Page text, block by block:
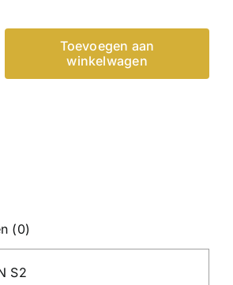
Toevoegen aan
winkelwagen
(0)
S2